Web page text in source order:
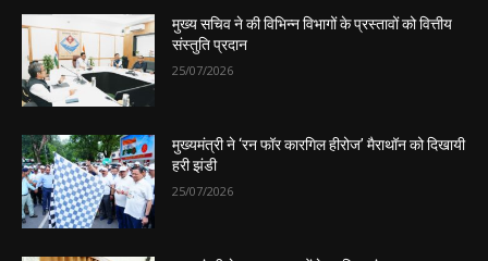
मुख्य सचिव ने की विभिन्न विभागों के प्रस्तावों को वित्तीय
संस्तुति प्रदान
25/07/2026
मुख्यमंत्री ने ‘रन फॉर कारगिल हीरोज’ मैराथॉन को दिखायी
हरी झंडी
25/07/2026